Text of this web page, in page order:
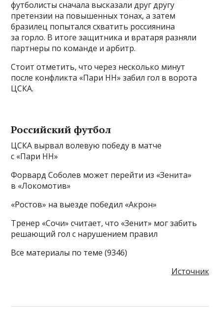
футболисты сначала высказали друг другу
претензии на повышенных тонах, а затем
бразилец попытался схватить россиянина
за горло. В итоге защитника и вратаря разняли
партнеры по команде и арбитр.
Стоит отметить, что через несколько минут
после конфликта «Пари НН» забил гол в ворота
ЦСКА.
Российский футбол
ЦСКА вырвал волевую победу в матче
с «Пари НН»
Форвард Соболев может перейти из «Зенита»
в «Локомотив»
«Ростов» на выезде победил «Акрон»
Тренер «Сочи» считает, что «Зенит» мог забить
решающий гол с нарушением правил
Все материалы по теме (9346)
Источник